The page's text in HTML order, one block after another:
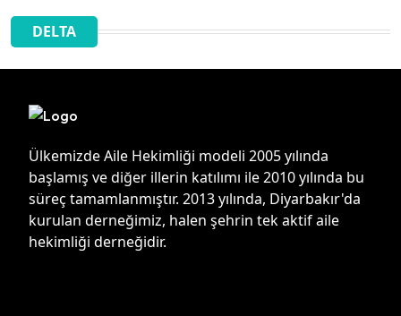
DELTA
Ülkemizde Aile Hekimliği modeli 2005 yılında
başlamış ve diğer illerin katılımı ile 2010 yılında bu
süreç tamamlanmıştır. 2013 yılında, Diyarbakır'da
kurulan derneğimiz, halen şehrin tek aktif aile
hekimliği derneğidir.